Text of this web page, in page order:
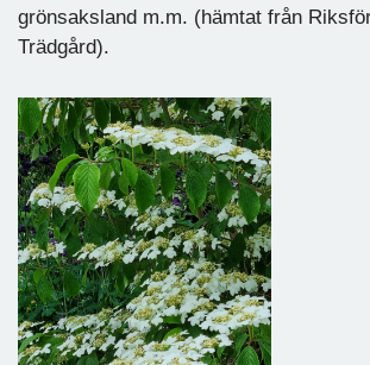
grönsaksland m.m. (hämtat från
Trädgård).